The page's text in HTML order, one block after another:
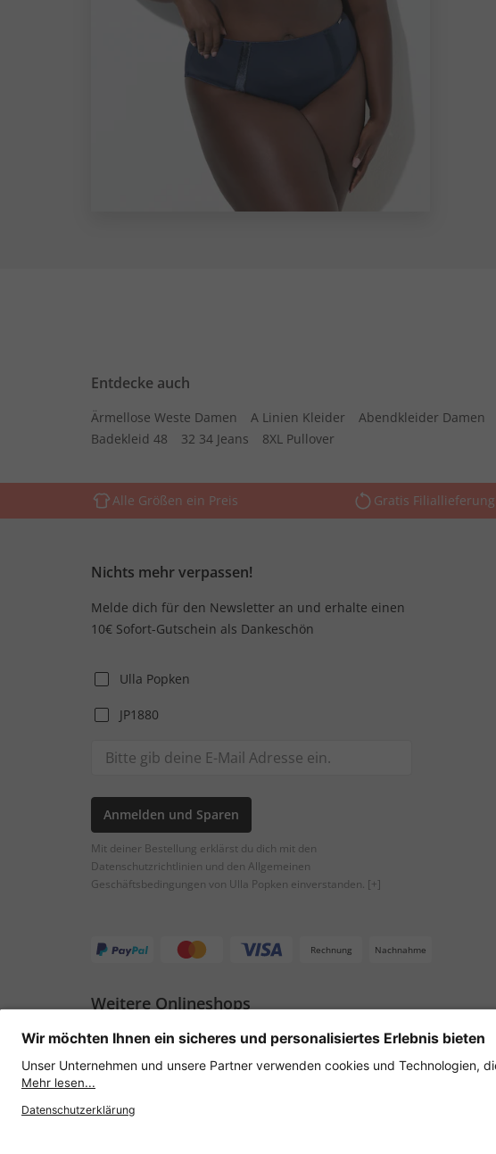
Entdecke auch
Ärmellose Weste Damen A Linien Kleider Abendkleider Damen
Badekleid 48
32 34 Jeans 8XL Pullover
Alle Größen ein Preis Gratis Filiallieferung
Nichts mehr verpassen!
Melde dich für den Newsletter an und erhalte einen
10€ Sofort-Gutschein als Dankeschön
Ulla Popken
JP1880
Anmelden und Sparen
Mit deiner Bestellung erklärst du dich mit den
Datenschutzrichtlinien und den Allgemeinen
Geschäftsbedingungen von Ulla Popken einverstanden. [+]
Rechnung Nachnahme
Weitere Onlineshops
Österreich